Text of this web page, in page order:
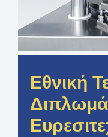
Εθνική